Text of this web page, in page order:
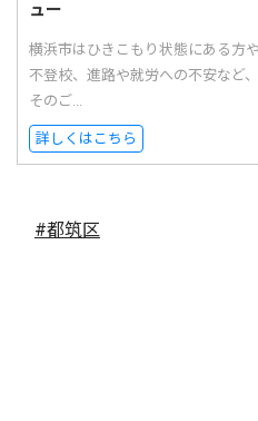
ュー
横浜市はひきこもり状態にある方
不登校、進路や就労への不安など
そのご...
詳しくはこちら
#都筑区